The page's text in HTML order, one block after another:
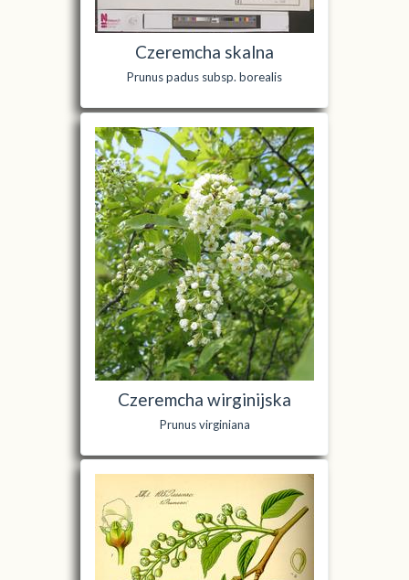
Czeremcha skalna
Prunus padus subsp. borealis
Czeremcha wirginijska
Prunus virginiana